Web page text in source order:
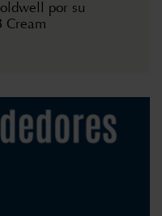
por su
Cream